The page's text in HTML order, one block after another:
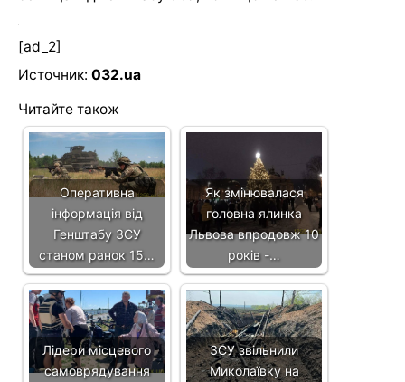
[ad_2]
Источник: 032.ua
Читайте також
Оперативна
інформація від
Генштабу ЗСУ
станом ранок 15…
Як змінювалася
головна ялинка
Львова впродовж 10
років -…
Лідери місцевого
самоврядування
ЗСУ звільнили
Миколаївку на